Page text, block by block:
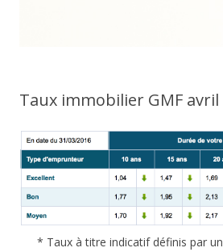
Taux immobilier GMF avril
* Taux à titre indicatif définis par